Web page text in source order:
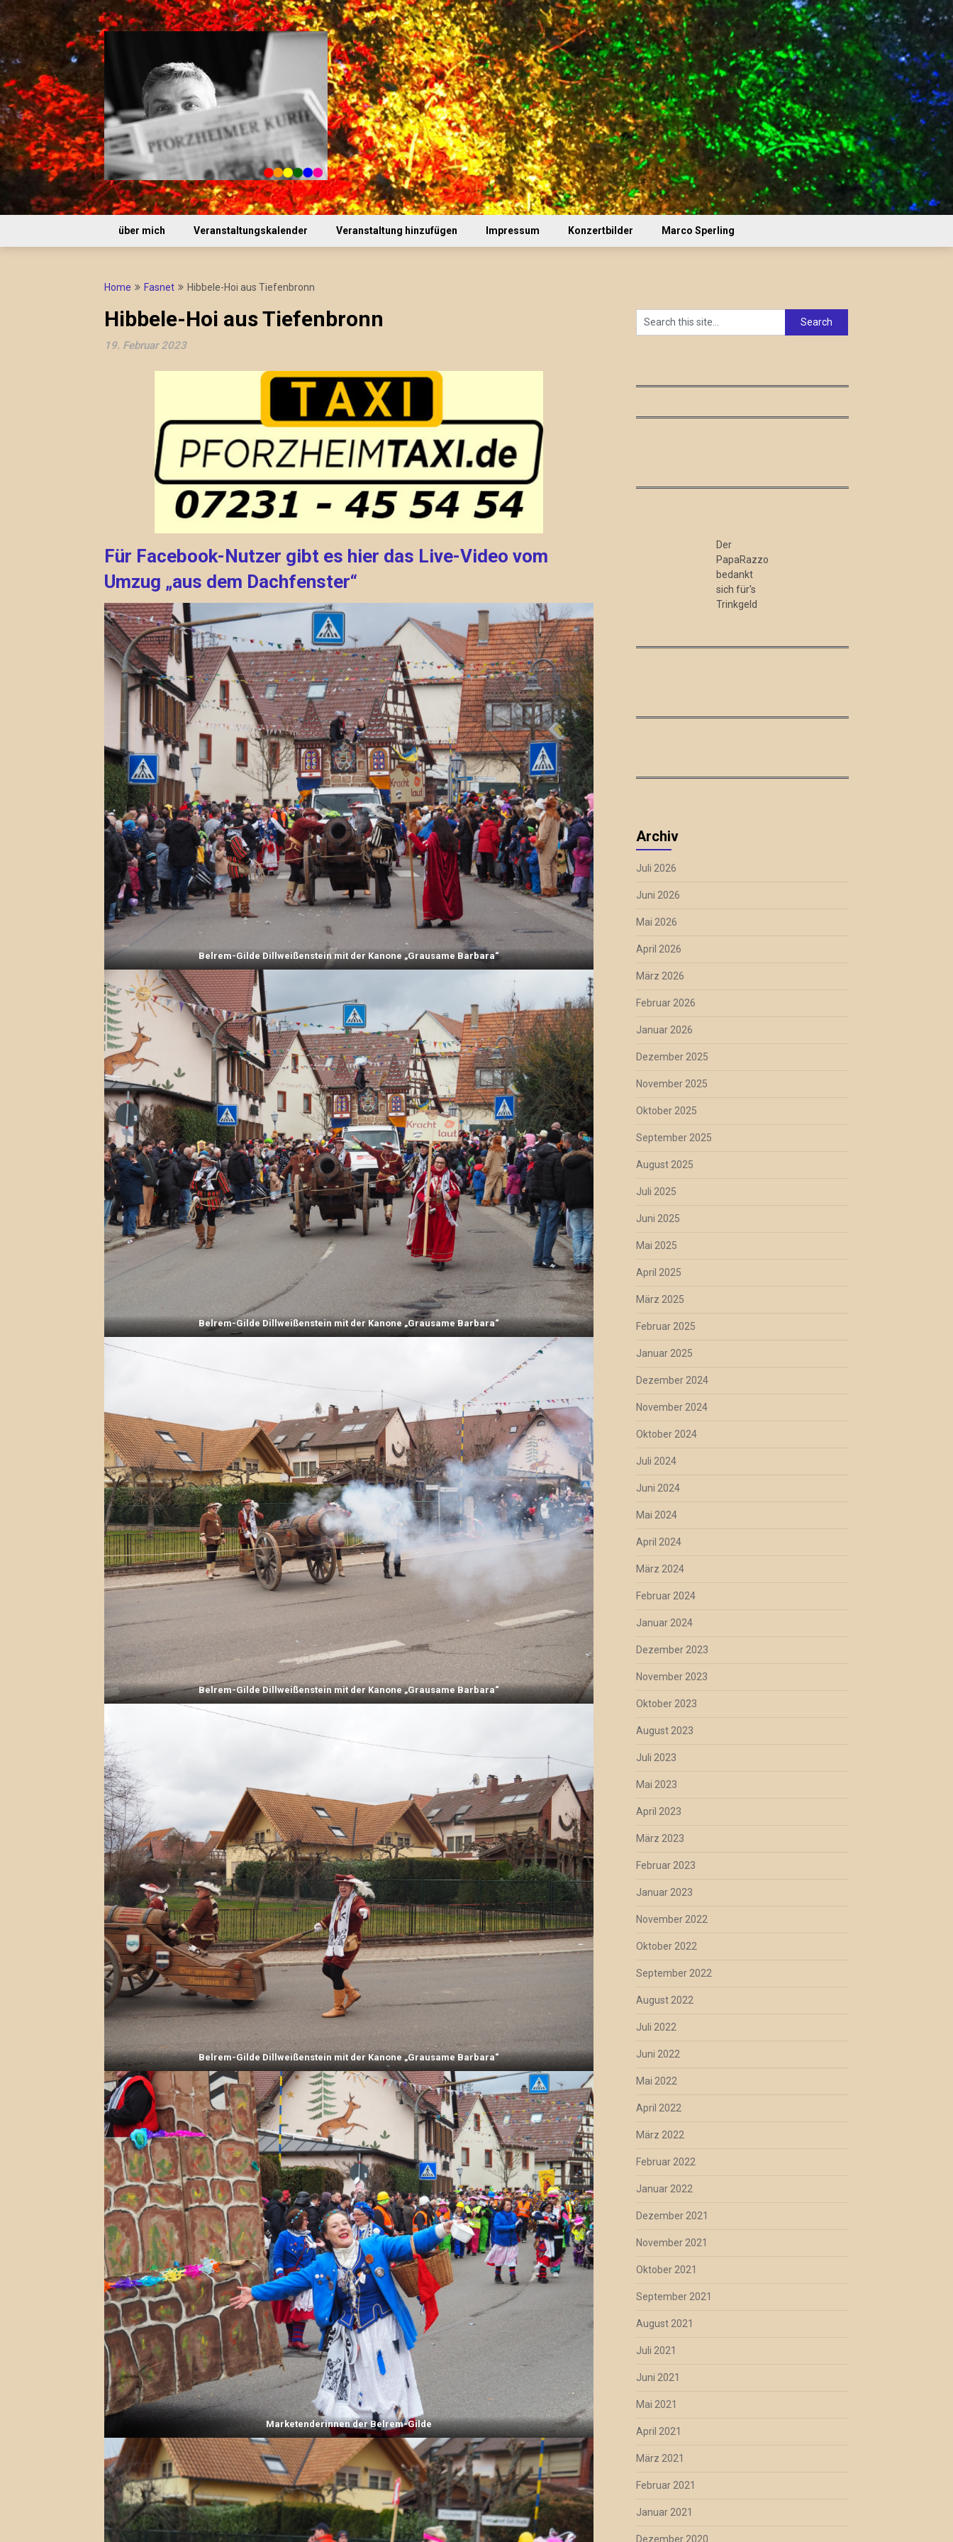
to
content
über mich Veranstaltungskalender Veranstaltung hinzufügen Impressum Konzertbilder Marco Sperling
Home Fasnet Hibbele-Hoi aus Tiefenbronn
Hibbele-Hoi aus Tiefenbronn
19. Februar 2023
Für Facebook-Nutzer gibt es hier das Live-Video vom
Umzug „aus dem Dachfenster“
Belrem-Gilde Dillweißenstein mit der Kanone „Grausame Barbara“
Belrem-Gilde Dillweißenstein mit der Kanone „Grausame Barbara“
Belrem-Gilde Dillweißenstein mit der Kanone „Grausame Barbara“
Belrem-Gilde Dillweißenstein mit der Kanone „Grausame Barbara“
Marketenderinnen der Belrem-Gilde
Der
PapaRazzo
bedankt
sich für's
Trinkgeld
Archiv
Juli 2026
Juni 2026
Mai 2026
April 2026
März 2026
Februar 2026
Januar 2026
Dezember 2025
November 2025
Oktober 2025
September 2025
August 2025
Juli 2025
Juni 2025
Mai 2025
April 2025
März 2025
Februar 2025
Januar 2025
Dezember 2024
November 2024
Oktober 2024
Juli 2024
Juni 2024
Mai 2024
April 2024
März 2024
Februar 2024
Januar 2024
Dezember 2023
November 2023
Oktober 2023
August 2023
Juli 2023
Mai 2023
April 2023
März 2023
Februar 2023
Januar 2023
November 2022
Oktober 2022
September 2022
August 2022
Juli 2022
Juni 2022
Mai 2022
April 2022
März 2022
Februar 2022
Januar 2022
Dezember 2021
November 2021
Oktober 2021
September 2021
August 2021
Juli 2021
Juni 2021
Mai 2021
April 2021
März 2021
Februar 2021
Januar 2021
Dezember 2020